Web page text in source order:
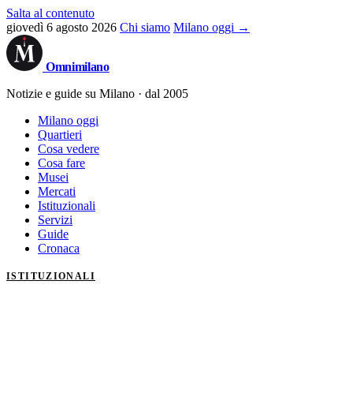
Salta al contenuto
giovedì 6 agosto 2026 Chi siamo Milano oggi →
Omnimilano
Notizie e guide su Milano · dal 2005
Milano oggi
Quartieri
Cosa vedere
Cosa fare
Musei
Mercati
Istituzionali
Servizi
Guide
Cronaca
ISTITUZIONALI